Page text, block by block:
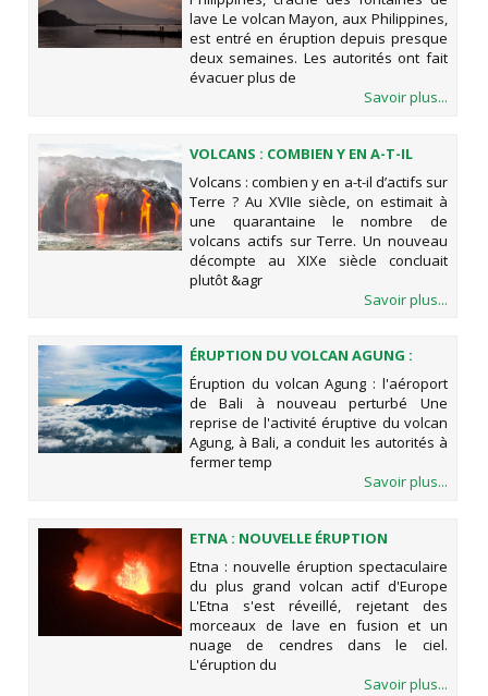
lave Le volcan Mayon, aux Philippines,
est entré en éruption depuis presque
deux semaines. Les autorités ont fait
évacuer plus de
Savoir plus...
VOLCANS : COMBIEN Y EN A-T-IL
D’ACTIFS SUR TERRE ?
Volcans : combien y en a-t-il d’actifs sur
Terre ? Au XVIIe siècle, on estimait à
une quarantaine le nombre de
volcans actifs sur Terre. Un nouveau
décompte au XIXe siècle concluait
plutôt &agr
Savoir plus...
ÉRUPTION DU VOLCAN AGUNG :
L'AÉROPORT DE BALI À NOUVEAU
PERTURBÉ
Éruption du volcan Agung : l'aéroport
de Bali à nouveau perturbé Une
reprise de l'activité éruptive du volcan
Agung, à Bali, a conduit les autorités à
fermer temp
Savoir plus...
ETNA : NOUVELLE ÉRUPTION
SPECTACULAIRE DU PLUS GRAND
VOLCAN ACTIF D'EUROPE
Etna : nouvelle éruption spectaculaire
du plus grand volcan actif d'Europe
L'Etna s'est réveillé, rejetant des
morceaux de lave en fusion et un
nuage de cendres dans le ciel.
L'éruption du
Savoir plus...